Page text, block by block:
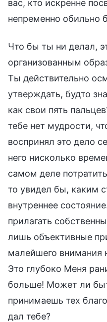
вас, кто искренне
непременно обильно
Что бы ты ни делал,
организованным
Ты действительно
утверждать, будто
как свои пять
тебе нет мудрости,
воспринял это дело
него нисколько
самом деле
то увидел бы, каким
внутреннее
прилагать
лишь объективные
малейшего
Это глубоко Меня
больше! Может ли
принимаешь тех
дал тебе?